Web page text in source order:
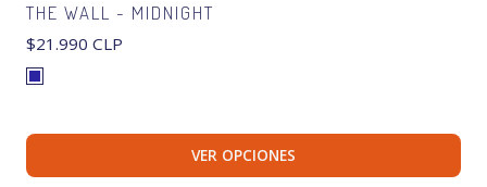
THE WALL - MIDNIGHT
$21.990 CLP
VER OPCIONES